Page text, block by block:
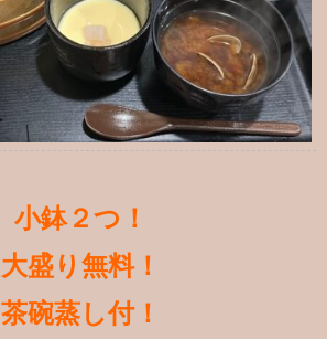
小鉢２つ！
大盛り無料！
茶碗蒸し付！